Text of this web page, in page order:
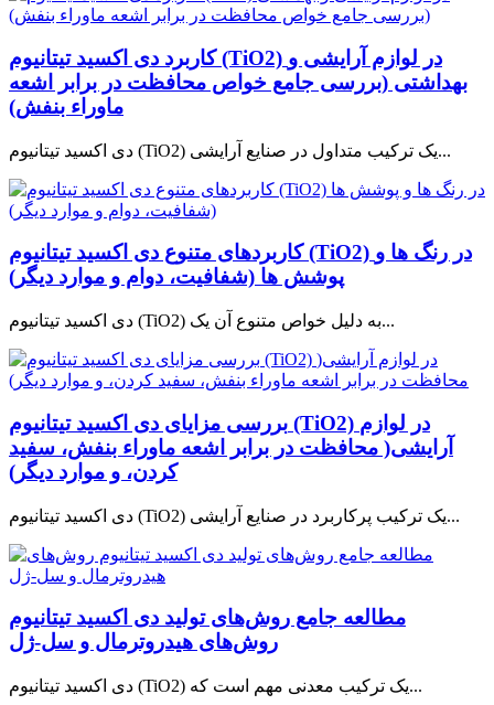
کاربرد دی اکسید تیتانیوم (TiO2) در لوازم آرایشی و
بهداشتی (بررسی جامع خواص محافظت در برابر اشعه
ماوراء بنفش)
دی اکسید تیتانیوم (TiO2) یک ترکیب متداول در صنایع آرایشی...
کاربردهای متنوع دی اکسید تیتانیوم (TiO2) در رنگ ها و
پوشش ها (شفافیت، دوام و موارد دیگر)
دی اکسید تیتانیوم (TiO2) به دلیل خواص متنوع آن یک...
بررسی مزایای دی اکسید تیتانیوم (TiO2) در لوازم
آرایشی( محافظت در برابر اشعه ماوراء بنفش، سفید
کردن، و موارد دیگر)
دی اکسید تیتانیوم (TiO2) یک ترکیب پرکاربرد در صنایع آرایشی...
مطالعه جامع روش‌های تولید دی اکسید تیتانیوم
روش‌های هیدروترمال و سل-ژل
دی اکسید تیتانیوم (TiO2) یک ترکیب معدنی مهم است که...